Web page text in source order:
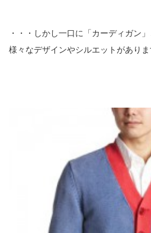
・・・しかし一口に「カーディガン
様々なデザインやシルエットがありま